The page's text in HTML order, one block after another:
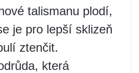
talismanu plodí,
je pro lepší sklizeň
ztenčit.
která